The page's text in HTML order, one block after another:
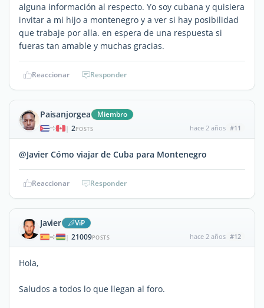
alguna información al respecto. Yo soy cubana y quisiera
invitar a mi hijo a montenegro y a ver si hay posibilidad
que trabaje por alla. en espera de una respuesta si
fueras tan amable y muchas gracias.
Reaccionar Responder
Paisanjorgea Miembro
| 2POSTS hace 2 años #11
@Javier Cómo viajar de Cuba para Montenegro
Reaccionar Responder
Javier ViP
| 21009POSTS hace 2 años #12
Hola,
Saludos a todos lo que llegan al foro.